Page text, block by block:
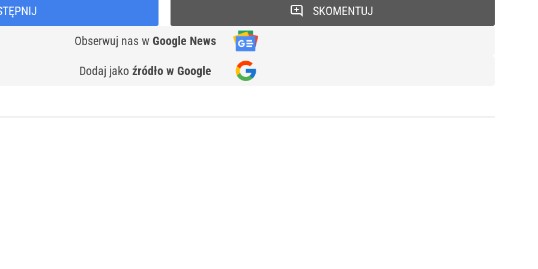
Obserwuj nas w Google News
Dodaj jako źródło w Google
SKOMENTUJ